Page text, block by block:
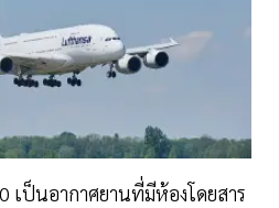
เป็นอากาศยานที่มีห้องโดยสาร